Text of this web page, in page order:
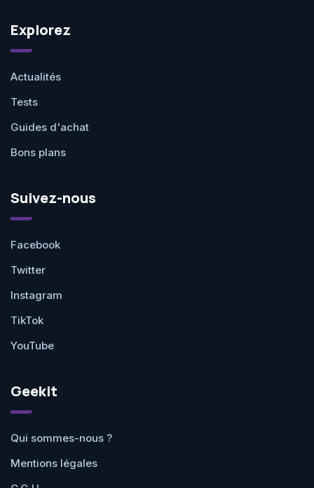
Explorez
Actualités
Tests
Guides d'achat
Bons plans
Suivez-nous
Facebook
Twitter
Instagram
TikTok
YouTube
Geekit
Qui sommes-nous ?
Mentions légales